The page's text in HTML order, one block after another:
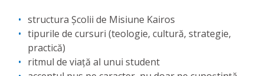
structura Școlii de Misiune Kairos
tipurile de cursuri (teologie, cultură, strategie,
practică)
ritmul de viață al unui student